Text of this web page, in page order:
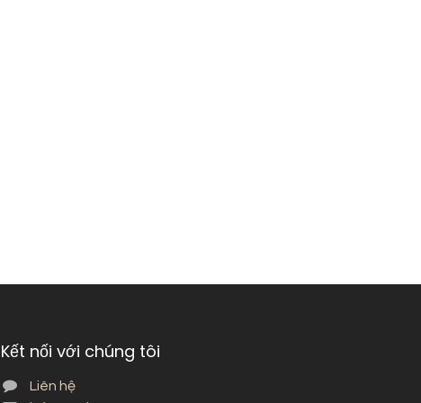
Kết nối với chúng tôi
Liên hệ